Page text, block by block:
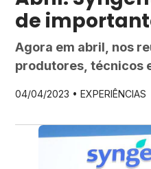
de
do agro
Agora em abril, nos
produtores, técnicos
Grande do Sul, em
setor: Master
Biotrigo e FMT
feiras, palestras,
04/04/2023 •EXPERIÊNCIAS